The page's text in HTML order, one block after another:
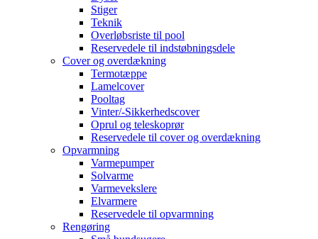
Stiger
Teknik
Overløbsriste til pool
Reservedele til indstøbningsdele
Cover og overdækning
Termotæppe
Lamelcover
Pooltag
Vinter/-Sikkerhedscover
Oprul og teleskoprør
Reservedele til cover og overdækning
Opvarmning
Varmepumper
Solvarme
Varmevekslere
Elvarmere
Reservedele til opvarmning
Rengøring